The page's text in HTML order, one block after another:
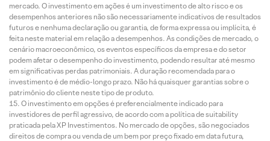
mercado. O investimento em ações é um investimento de alto risco e os
desempenhos anteriores não são necessariamente indicativos de resultados
futuros e nenhuma declaração ou garantia, de forma expressa ou implícita, é
feita neste material em relação a desempenhos. As condições de mercado, o
cenário macroeconômico, os eventos específicos da empresa e do setor
podem afetar o desempenho do investimento, podendo resultar até mesmo
em significativas perdas patrimoniais. A duração recomendada para o
investimento é de médio-longo prazo. Não há quaisquer garantias sobre o
patrimônio do cliente neste tipo de produto.
O investimento em opções é preferencialmente indicado para
investidores de perfil agressivo, de acordo com a política de suitability
praticada pela XP Investimentos. No mercado de opções, são negociados
direitos de compra ou venda de um bem por preço fixado em data futura,